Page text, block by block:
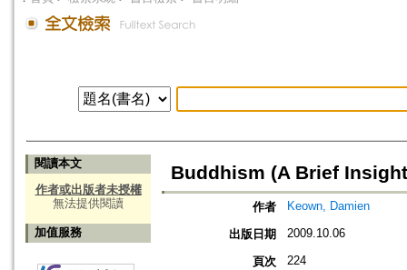
閱讀本文
作者或出版者未授權
無法提供閱讀
加值服務
Buddhism (A Brief
作者 Keown, Damien
出版日期 2009.10.06
頁次 224